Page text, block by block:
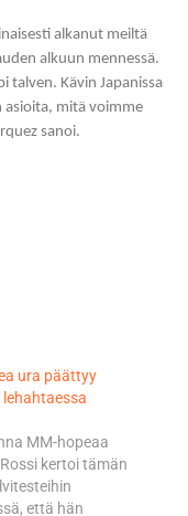
alkanut meiltä
alkuun mennessä.
talven. Kävin Japanissa
asioita, mitä voimme
sanoi.
ura päättyy
MM-hopeaa
kertoi tämän
että hän